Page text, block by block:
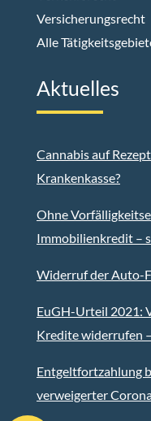
Versicherungsrecht
Alle
Aktuelles
Cannabis auf
Krankenkasse?
Ohne
Immobilienkredit –
Widerruf der Auto-
EuGH-Urteil 2021:
Kredite widerrufen
Entgeltfortzahlung
verweigerter